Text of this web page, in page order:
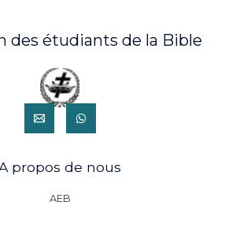
des étudiants de la Bible
propos de nous
AEB